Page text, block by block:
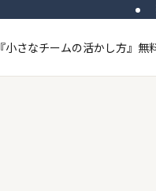
『小さなチームの活かし方』無